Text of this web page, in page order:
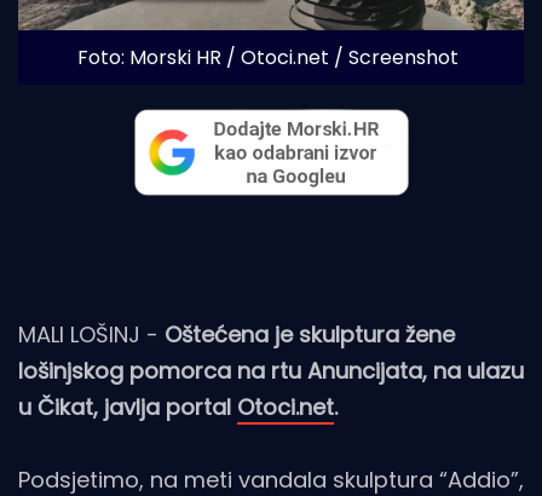
Foto: Morski HR / Otoci.net / Screenshot
MALI LOŠINJ - Oštećena je skulptura žene
lošinjskog pomorca na rtu Anuncijata, na ulazu
u Čikat, javlja portal Otoci.net.
Podsjetimo, na meti vandala skulptura “Addio”,